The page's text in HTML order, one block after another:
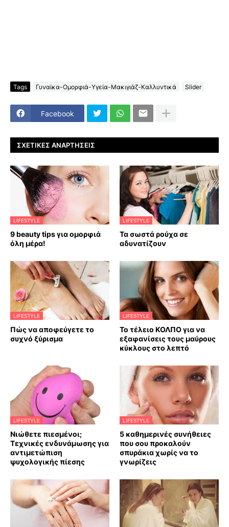
Tags Γυναίκα-Ομορφιά-Υγεία-Μακιγιάζ-Καλλυντικά Slider
Facebook
ΣΧΕΤΙΚΈΣ ΑΝΑΡΤΉΣΕΙΣ
LIFESTYLE
9 beauty tips για ομορφιά
όλη μέρα!
LIFESTYLE
Τα σωστά ρούχα σε
αδυνατίζουν
LIFESTYLE
Πώς να αποφεύγετε το
συχνό ξύρισμα
LIFESTYLE
Το τέλειο ΚΟΛΠΟ για να
εξαφανίσεις τους μαύρους
κύκλους στο λεπτό
LIFESTYLE
Νιώθετε πιεσμένοι;
Τεχνικές ενδυνάμωσης για
αντιμετώπιση
ψυχολογικής πίεσης
LIFESTYLE
5 καθημερινές συνήθειες
που σου προκαλούν
σπυράκια χωρίς να το
γνωρίζεις